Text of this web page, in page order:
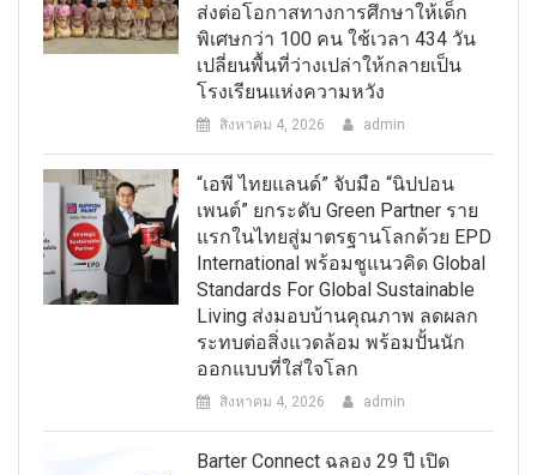
ส่งต่อโอกาสทางการศึกษาให้เด็ก
พิเศษกว่า 100 คน ใช้เวลา 434 วัน
เปลี่ยนพื้นที่ว่างเปล่าให้กลายเป็น
โรงเรียนแห่งความหวัง
สิงหาคม 4, 2026 admin
“เอพี ไทยแลนด์” จับมือ “นิปปอน
เพนต์” ยกระดับ Green Partner ราย
แรกในไทยสู่มาตรฐานโลกด้วย EPD
International พร้อมชูแนวคิด Global
Standards For Global Sustainable
Living ส่งมอบบ้านคุณภาพ ลดผลก
ระทบต่อสิ่งแวดล้อม พร้อมปั้นนัก
ออกแบบที่ใส่ใจโลก
สิงหาคม 4, 2026 admin
Barter Connect ฉลอง 29 ปี เปิด